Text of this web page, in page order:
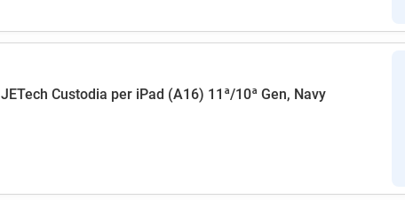
JETech Custodia per iPad (A16) 11ª/10ª Gen, Navy